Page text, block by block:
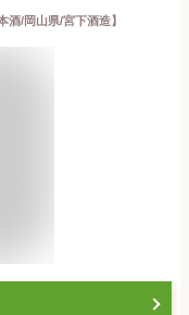
/岡山県/宮下酒造】